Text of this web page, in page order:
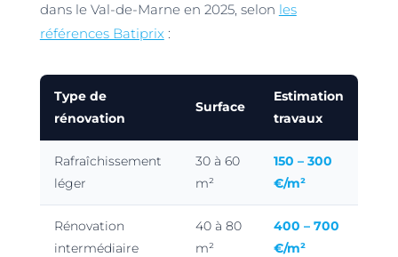
dans le Val-de-Marne en 2025, selon les
références Batiprix:
Type de
rénovation
Surface
Estimation
travaux
Rafraîchissement
léger
30 à 60
m²
150 – 300
€/m²
Rénovation
intermédiaire
40 à 80
m²
400 – 700
€/m²